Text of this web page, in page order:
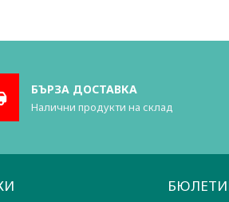
БЪРЗА ДОСТАВКА
Налични продукти на склад